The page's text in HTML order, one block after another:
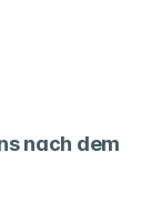
nach dem